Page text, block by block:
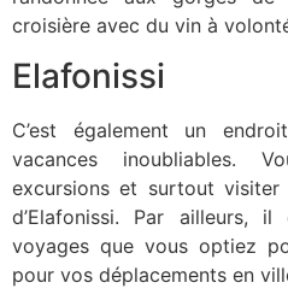
croisière avec du vin à
Elafonissi
C’est également un
vacances inoubliables.
excursions et surtout
d’Elafonissi. Par ailleurs,
voyages que vous optiez
pour vos déplacements en